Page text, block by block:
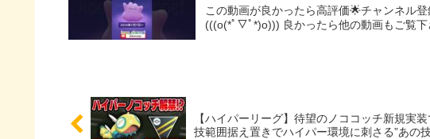
この動画が良かったら高評価🌟チャンネル
(((o(*ﾟ▽ﾟ*)o))) 良かったら他の動画もご覧
【ハイパーリーグ】待望のノココッチ新規実
技範囲据え置きでハイパー環境に刺さる”あの